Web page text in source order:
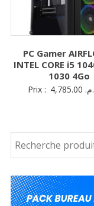
PC Gamer
INTEL CORE i5
1030 4Go
Prix :